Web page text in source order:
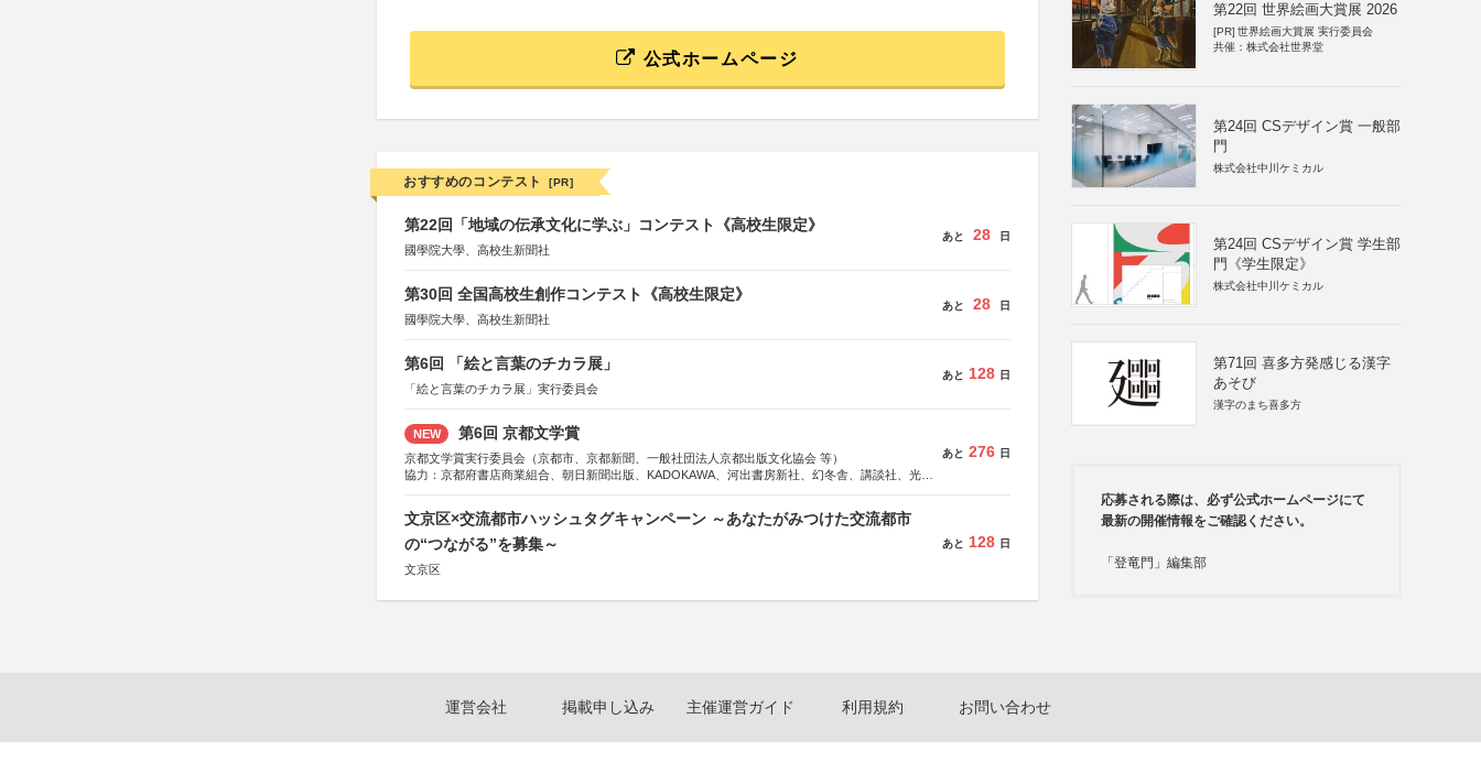
公式ホームページ
おすすめのコンテスト [PR]
第22回「地域の伝承文化に学ぶ」コンテスト《高校生限定》
國學院大學、高校生新聞社
あと 28 日
第30回 全国高校生創作コンテスト《高校生限定》
國學院大學、高校生新聞社
あと 28 日
第6回 「絵と言葉のチカラ展」
「絵と言葉のチカラ展」実行委員会
あと 128 日
NEW 第6回 京都文学賞
京都文学賞実行委員会（京都市、京都新聞、一般社団法人京都出版文化協会 等）
協力：京都府書店商業組合、朝日新聞出版、KADOKAWA、河出書房新社、幻冬舎、講談社、光文
研究所、双葉社、文藝春秋、ポプラ社、毎日新聞出版
あと 276 日
文京区×交流都市ハッシュタグキャンペーン ～あなたがみつけた交流都市
の“つながる”を募集～
文京区
あと 128 日
第22回 世界絵画大賞展 2026
[PR] 世界絵画大賞展 実行委員会
共催：株式会社世界堂
第24回 CSデザイン賞 一般部
門
株式会社中川ケミカル
第24回 CSデザイン賞 学生部
門《学生限定》
株式会社中川ケミカル
第71回 喜多方発感じる漢字
あそび
漢字のまち喜多方
応募される際は、必ず公式ホームページにて
最新の開催情報をご確認ください。
「登竜門」編集部
運営会社 掲載申し込み 主催運営ガイド 利用規約 お問い合わせ